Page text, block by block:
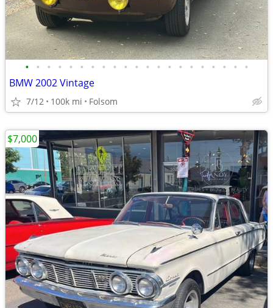
• • • • • • • • • • • • • • • • • • • • •
BMW 2002 Vintage
7/12 100k mi Folsom
$7,000